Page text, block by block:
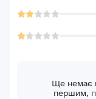
Ще немає
першим,